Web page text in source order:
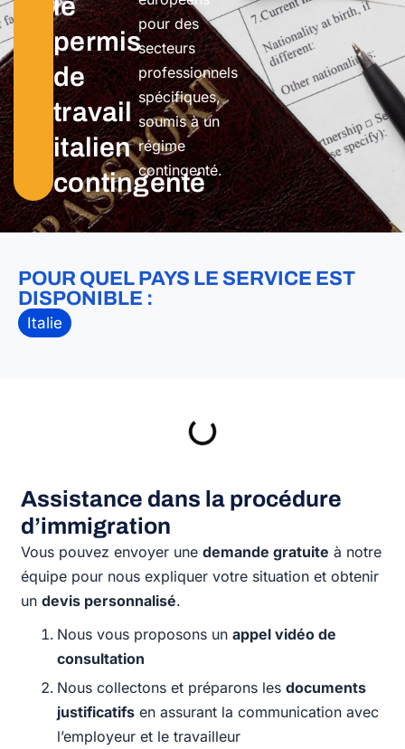
le
permis
de
travail
italien
contingenté
pour des
secteurs
professionnels
spécifiques,
soumis à un
régime
contingenté.
POUR QUEL PAYS LE SERVICE EST
DISPONIBLE :
Italie
Assistance dans la procédure
d’immigration
Vous pouvez envoyer unedemande gratuite à notre
équipe pour nous expliquer votre situation et obtenir
undevis personnalisé.
Nous vous proposons unappel vidéo de
consultation
Nous collectons et préparons lesdocuments
justificatifs en assurant la communication avec
l’employeur et le travailleur